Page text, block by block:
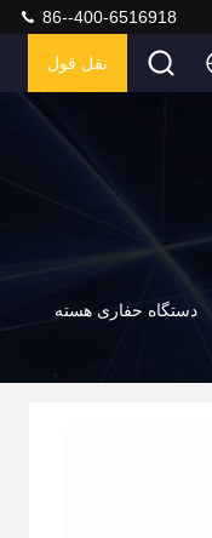
86--400-6516918
نقل قول
دستگاه حفاری هسته